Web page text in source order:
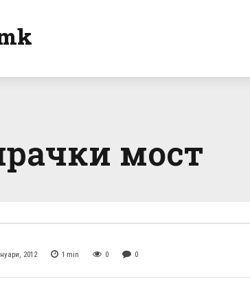
мост
2012 1 min 0 0